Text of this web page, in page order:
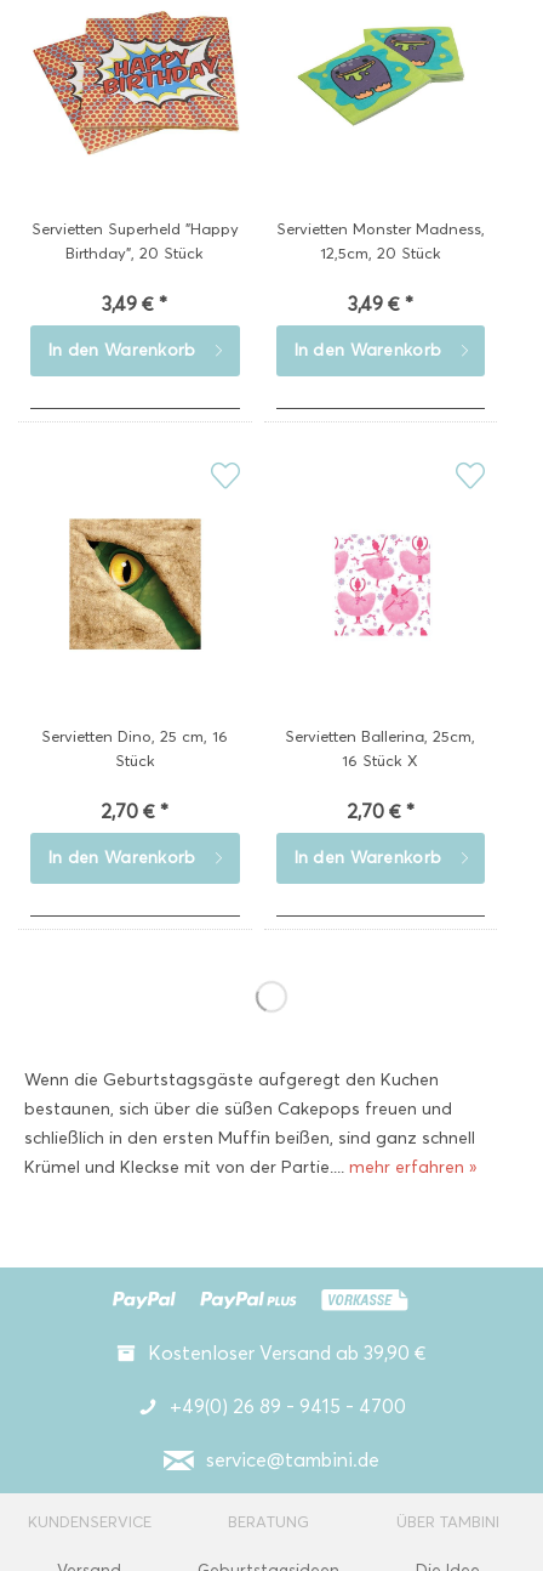
Servietten Superheld "Happy
Birthday", 20 Stück
3,49 € *
In den Warenkorb
Servietten Monster Madness,
12,5cm, 20 Stück
3,49 € *
In den Warenkorb
Servietten Dino, 25 cm, 16
Stück
2,70 € *
In den Warenkorb
Servietten Ballerina, 25cm,
16 Stück X
2,70 € *
In den Warenkorb
Wenn die Geburtstagsgäste aufgeregt den Kuchen
bestaunen, sich über die süßen Cakepops freuen und
schließlich in den ersten Muffin beißen, sind ganz schnell
Krümel und Kleckse mit von der Partie.... mehr erfahren »
Kostenloser Versand ab 39,90 €
+49(0) 26 89 - 9415 - 4700
service@tambini.de
KUNDENSERVICE BERATUNG ÜBER TAMBINI